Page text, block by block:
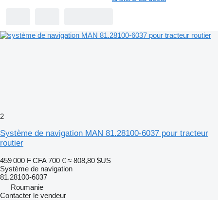
2
Système de navigation MAN 81.28100-6037 pour tracteur
routier
459 000 F CFA 700 € ≈ 808,80 $US
Système de navigation
81.28100-6037
Roumanie
Contacter le vendeur